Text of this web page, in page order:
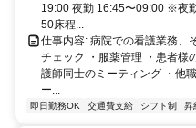
19:00 夜勤 16:45〜09:00 ※夜
50床程...
仕事内容: 病院での看護業務、
チェック ・服薬管理 ・患者様
護師同士のミーティング ・他
ー...
即日勤務OK 交通費支給 シフト制 昇